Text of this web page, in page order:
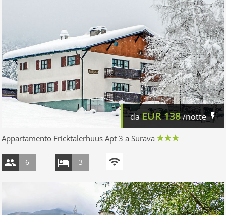
daEUR138/notte
Appartamento Fricktalerhuus Apt 3 a Surava
6 3